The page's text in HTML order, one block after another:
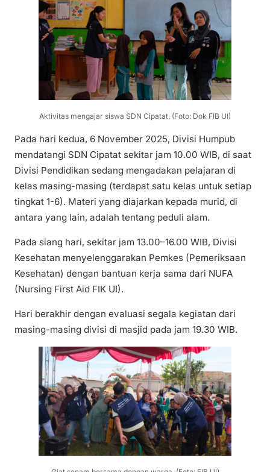
Aktivitas mengajar siswa SDN Cipatat. (Foto: Dok FIB UI)
Pada hari kedua, 6 November 2025, Divisi Humpub
mendatangi SDN Cipatat sekitar jam 10.00 WIB, di saat
Divisi Pendidikan sedang mengadakan pelajaran di
kelas masing-masing (terdapat satu kelas untuk setiap
tingkat 1-6). Materi yang diajarkan kepada murid, di
antara yang lain, adalah tentang peduli alam.
Pada siang hari, sekitar jam 13.00–16.00 WIB, Divisi
Kesehatan menyelenggarakan Pemkes (Pemeriksaan
Kesehatan) dengan bantuan kerja sama dari NUFA
(Nursing First Aid FIK UI).
Hari berakhir dengan evaluasi segala kegiatan dari
masing-masing divisi di masjid pada jam 19.30 WIB.